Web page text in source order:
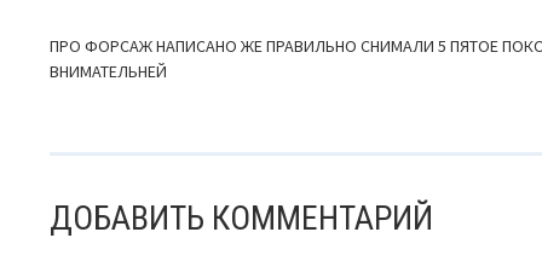
ПРО ФОРСАЖ НАПИСАНО ЖЕ ПРАВИЛЬНО СНИМАЛИ 5 ПЯТОЕ
ВНИМАТЕЛЬНЕЙ
ДОБАВИТЬ КОММЕНТАРИЙ